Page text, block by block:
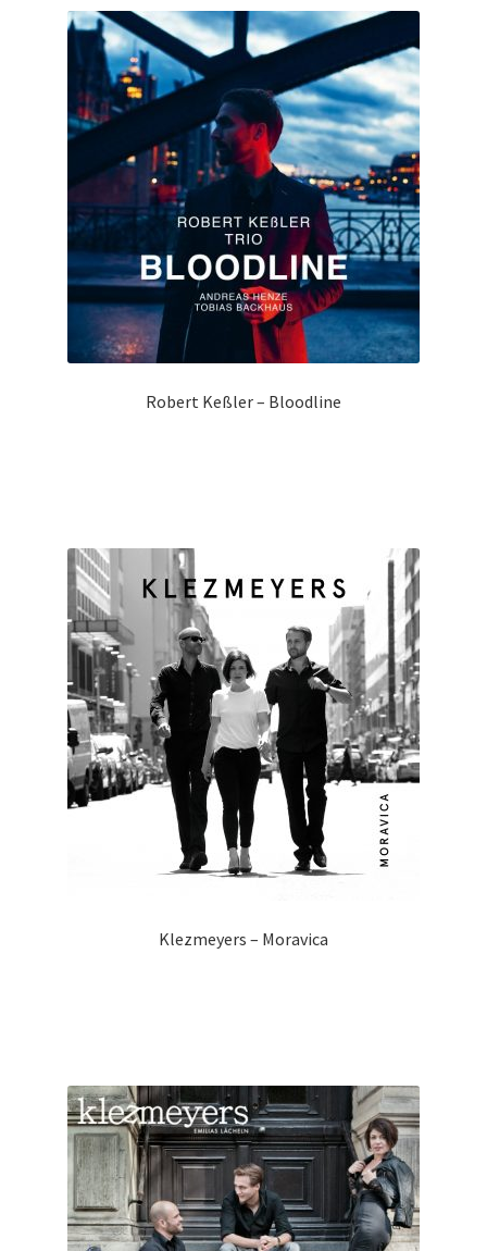
sortiert
Robert Keßler – Bloodline
Klezmeyers – Moravica